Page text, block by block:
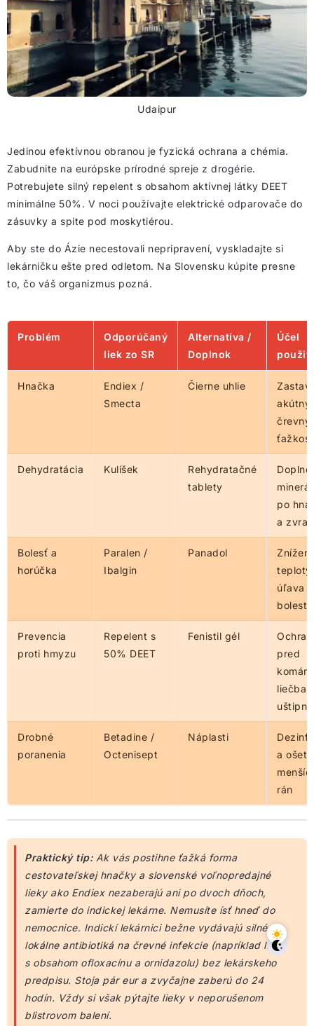
Udaipur
Jedinou efektívnou obranou je fyzická ochrana a chémia.
Zabudnite na európske prírodné spreje z drogérie.
Potrebujete silný repelent s obsahom aktívnej látky DEET
minimálne 50%. V noci používajte elektrické odparovače do
zásuvky a spite pod moskytiérou.
Aby ste do Ázie necestovali nepripravení, vyskladajte si
lekárničku ešte pred odletom. Na Slovensku kúpite presne
to, čo váš organizmus pozná.
Problém
Odporúčaný
liek zo SR
Alternatíva /
Doplnok
Účel
Hnačka
Endiex /
Smecta
Čierne uhlie
Dehydratácia Kulíšek
Rehydratačné
tablety
po
a
Bolesť a
horúčka
Paralen /
Ibalgin
Panadol
teploty,
úľava
bolesti
Prevencia
proti hmyzu
Repelent s
50% DEET
Fenistil gél
pred
liečba
Drobné
poranenia
Betadine /
Octenisept
Náplasti
a
rán
Praktický tip:Ak vás postihne ťažká forma
cestovateľskej hnačky a slovenské voľnopredajné
lieky ako Endiex nezaberajú ani po dvoch dňoch,
zamierte do indickej lekárne. Nemusíte ísť hneď do
nemocnice. Indickí lekárnici bežne vydávajú silné
lokálne antibiotiká na črevné infekcie (napríklad lieky
s obsahom ofloxacínu a ornidazolu) bez lekárskeho
predpisu. Stoja pár eur a zvyčajne zaberú do 24
hodín. Vždy si však pýtajte lieky v neporušenom
blistrovom balení.